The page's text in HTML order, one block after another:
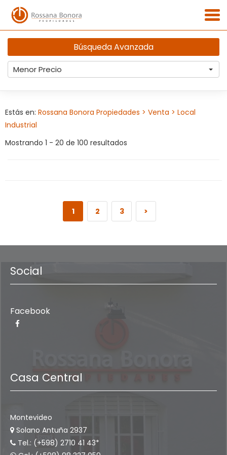
Búsqueda Avanzada
Menor Precio
Estás en: Rossana Bonora Propiedades > Venta > Local
Industrial
Mostrando 1 - 20 de 100 resultados
1 2 3 >
Social
Facebook
Casa Central
Montevideo
Solano Antuña 2937
Tel.: (+598) 2710 41 43*